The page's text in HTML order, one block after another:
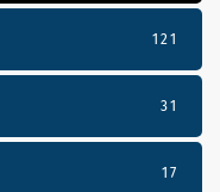
121
31
17